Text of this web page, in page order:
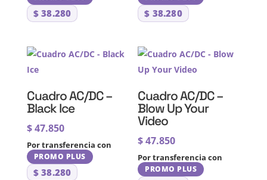
$ 38.280 $ 38.280
Cuadro AC/DC –
Black Ice
$47.850
Por transferencia con
PROMO PLUS
$ 38.280
Cuadro AC/DC –
Blow Up Your
Video
$47.850
Por transferencia con
PROMO PLUS